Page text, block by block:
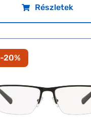
Részletek
-20%